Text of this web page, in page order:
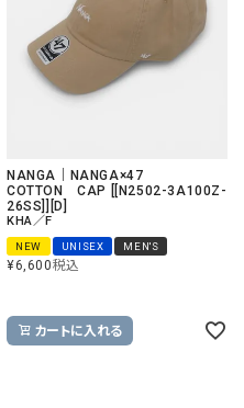
NANGA｜NANGA×47
COTTON CAP [[N2502-3A100Z-
26SS]][D]
KHA／F
NEW UNISEX MEN'S
¥6,600税込
カートに入れる